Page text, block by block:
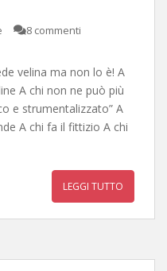
8 commenti
velina ma non lo è! A
A chi non ne può più
e strumentalizzato” A
A chi fa il fittizio A chi
LEGGI TUTTO